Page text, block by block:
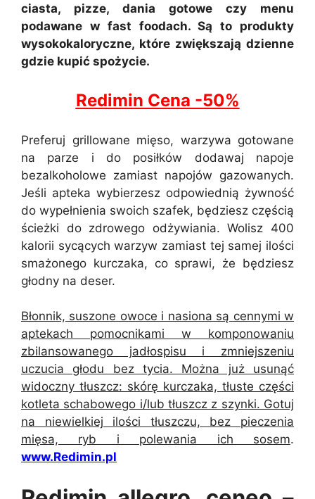
ciasta, pizze, dania gotowe czy menu
podawane w fast foodach. Są to produkty
wysokokaloryczne, które zwiększają dzienne
gdzie kupić spożycie.
Redimin Cena -50%
Preferuj grillowane mięso, warzywa gotowane
na parze i do posiłków dodawaj napoje
bezalkoholowe zamiast napojów gazowanych.
Jeśli apteka wybierzesz odpowiednią żywność
do wypełnienia swoich szafek, będziesz częścią
ścieżki do zdrowego odżywiania. Wolisz 400
kalorii sycących warzyw zamiast tej samej ilości
smażonego kurczaka, co sprawi, że będziesz
głodny na deser.
Błonnik, suszone owoce i nasiona są cennymi w
aptekach pomocnikami w komponowaniu
zbilansowanego jadłospisu i zmniejszeniu
uczucia głodu bez tycia. Można już usunąć
widoczny tłuszcz: skórę kurczaka, tłuste części
kotleta schabowego i/lub tłuszcz z szynki. Gotuj
na niewielkiej ilości tłuszczu, bez pieczenia
mięsa, ryb i polewania ich sosem.
www.Redimin.pl